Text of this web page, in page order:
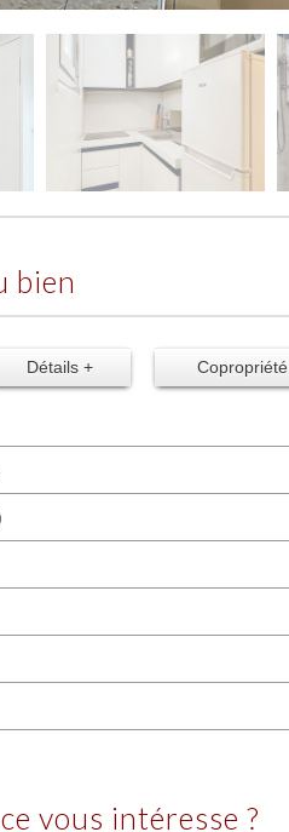
bien
Détails + Copropriété
vous intéresse ?